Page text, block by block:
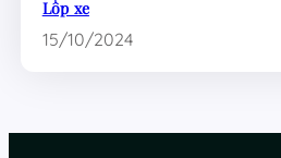
Lốp xe
15/10/2024